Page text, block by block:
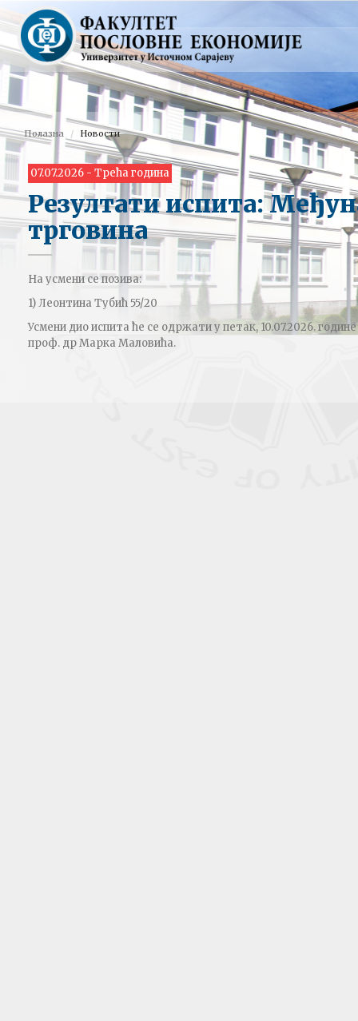
Полазна Новости
07.07.2026 - Трећа година
Резултати испита:
трговина
На усмени се позива:
1) Леонтина Тубић 55/20
Усмени дио испита ће се одржати у петак, 10.07.2026.
проф. др Марка Маловића.